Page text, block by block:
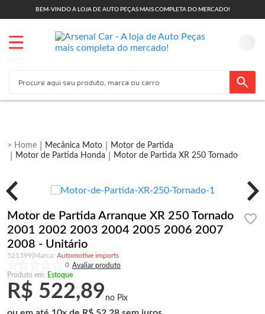
BEM-VINDO A LOJA DE AUTO PEÇAS MAIS COMPLETA DO MERCADO!
Mecânica Moto
Motor de Partida
Motor de Partida Honda
Motor de Partida XR 250 Tornado
Motor de Partida Arranque XR 250 Tornado
2001 2002 2003 2004 2005 2006 2007
2008 - Unitário
521399
Automotive imports
0
Produto em: Estoque
R$ 522,89